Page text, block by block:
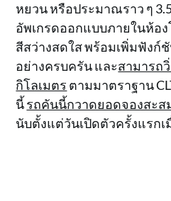
หยวน หรือประมาณราว ๆ
อัพเกรดออกแบบภายในห้อ
สีสว่างสดใส พร้อมเพิ่มฟังก์
อย่างครบครัน และสามารถ
กิโลเมตร ตามมาตราฐาน
นี้รถคันนี้กวาดยอดจองสะส
นับตั้งแต่วันเปิดตัวครั้งแรกเ